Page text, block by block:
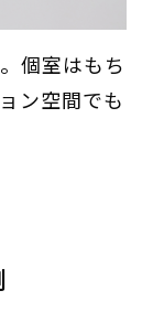
個室はもち
ン空間でも